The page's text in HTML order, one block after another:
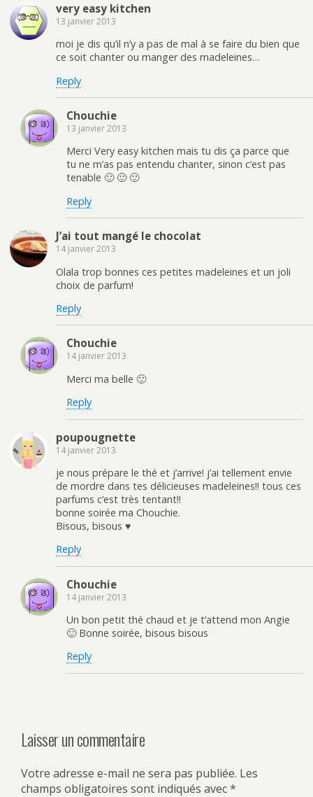
very easy kitchen
13 janvier 2013
moi je dis qu’il n’y a pas de mal à se faire du bien que
ce soit chanter ou manger des madeleines…
Reply
Chouchie
13 janvier 2013
Merci Very easy kitchen mais tu dis ça parce que
tu ne m’as pas entendu chanter, sinon c’est pas
tenable 🙂 🙂 🙂
Reply
J’ai tout mangé le chocolat
14 janvier 2013
Olala trop bonnes ces petites madeleines et un joli
choix de parfum!
Reply
Chouchie
14 janvier 2013
Merci ma belle 🙂
Reply
poupougnette
14 janvier 2013
je nous prépare le thé et j’arrive! j’ai tellement envie
de mordre dans tes délicieuses madeleines!! tous ces
parfums c’est très tentant!!
bonne soirée ma Chouchie.
Bisous, bisous ♥
Reply
Chouchie
14 janvier 2013
Un bon petit thé chaud et je t’attend mon Angie
🙂 Bonne soirée, bisous bisous
Reply
Laisser un commentaire
Votre adresse e-mail ne sera pas publiée. Les
champs obligatoires sont indiqués avec*